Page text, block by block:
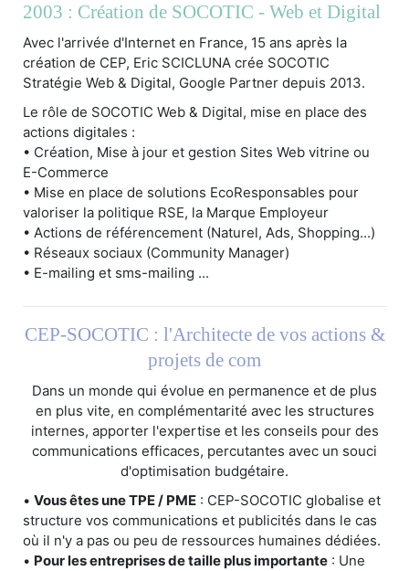
2003 : Création de SOCOTIC - Web et Digital
Avec l'arrivée d'Internet en France, 15 ans après la
création de CEP, Eric SCICLUNA crée SOCOTIC
Stratégie Web & Digital, Google Partner depuis 2013.
Le rôle de SOCOTIC Web & Digital, mise en place des
actions digitales :
• Création, Mise à jour et gestion Sites Web vitrine ou
E-Commerce
• Mise en place de solutions EcoResponsables pour
valoriser la politique RSE, la Marque Employeur
• Actions de référencement (Naturel, Ads, Shopping...)
• Réseaux sociaux (Community Manager)
• E-mailing et sms-mailing ...
CEP-SOCOTIC : l'Architecte de vos actions &
projets de com
Dans un monde qui évolue en permanence et de plus
en plus vite, en complémentarité avec les structures
internes, apporter l'expertise et les conseils pour des
communications efficaces, percutantes avec un souci
d'optimisation budgétaire.
• Vous êtes une TPE / PME : CEP-SOCOTIC globalise et
structure vos communications et publicités dans le cas
où il n'y a pas ou peu de ressources humaines dédiées.
• Pour les entreprises de taille plus importante : Une